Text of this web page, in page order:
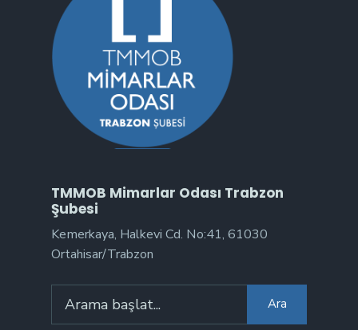
TMMOB Mimarlar Odası Trabzon
Şubesi
Kemerkaya, Halkevi Cd. No:41, 61030
Ortahisar/Trabzon
Ara